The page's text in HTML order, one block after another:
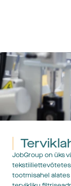
JobGroup on üks
tootmisahel